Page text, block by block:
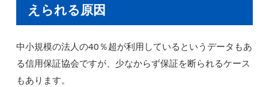
えられる原因
中小規模の法人の40％超が利用しているというデータもあ
る信用保証協会ですが、少なからず保証を断られるケース
もあります。